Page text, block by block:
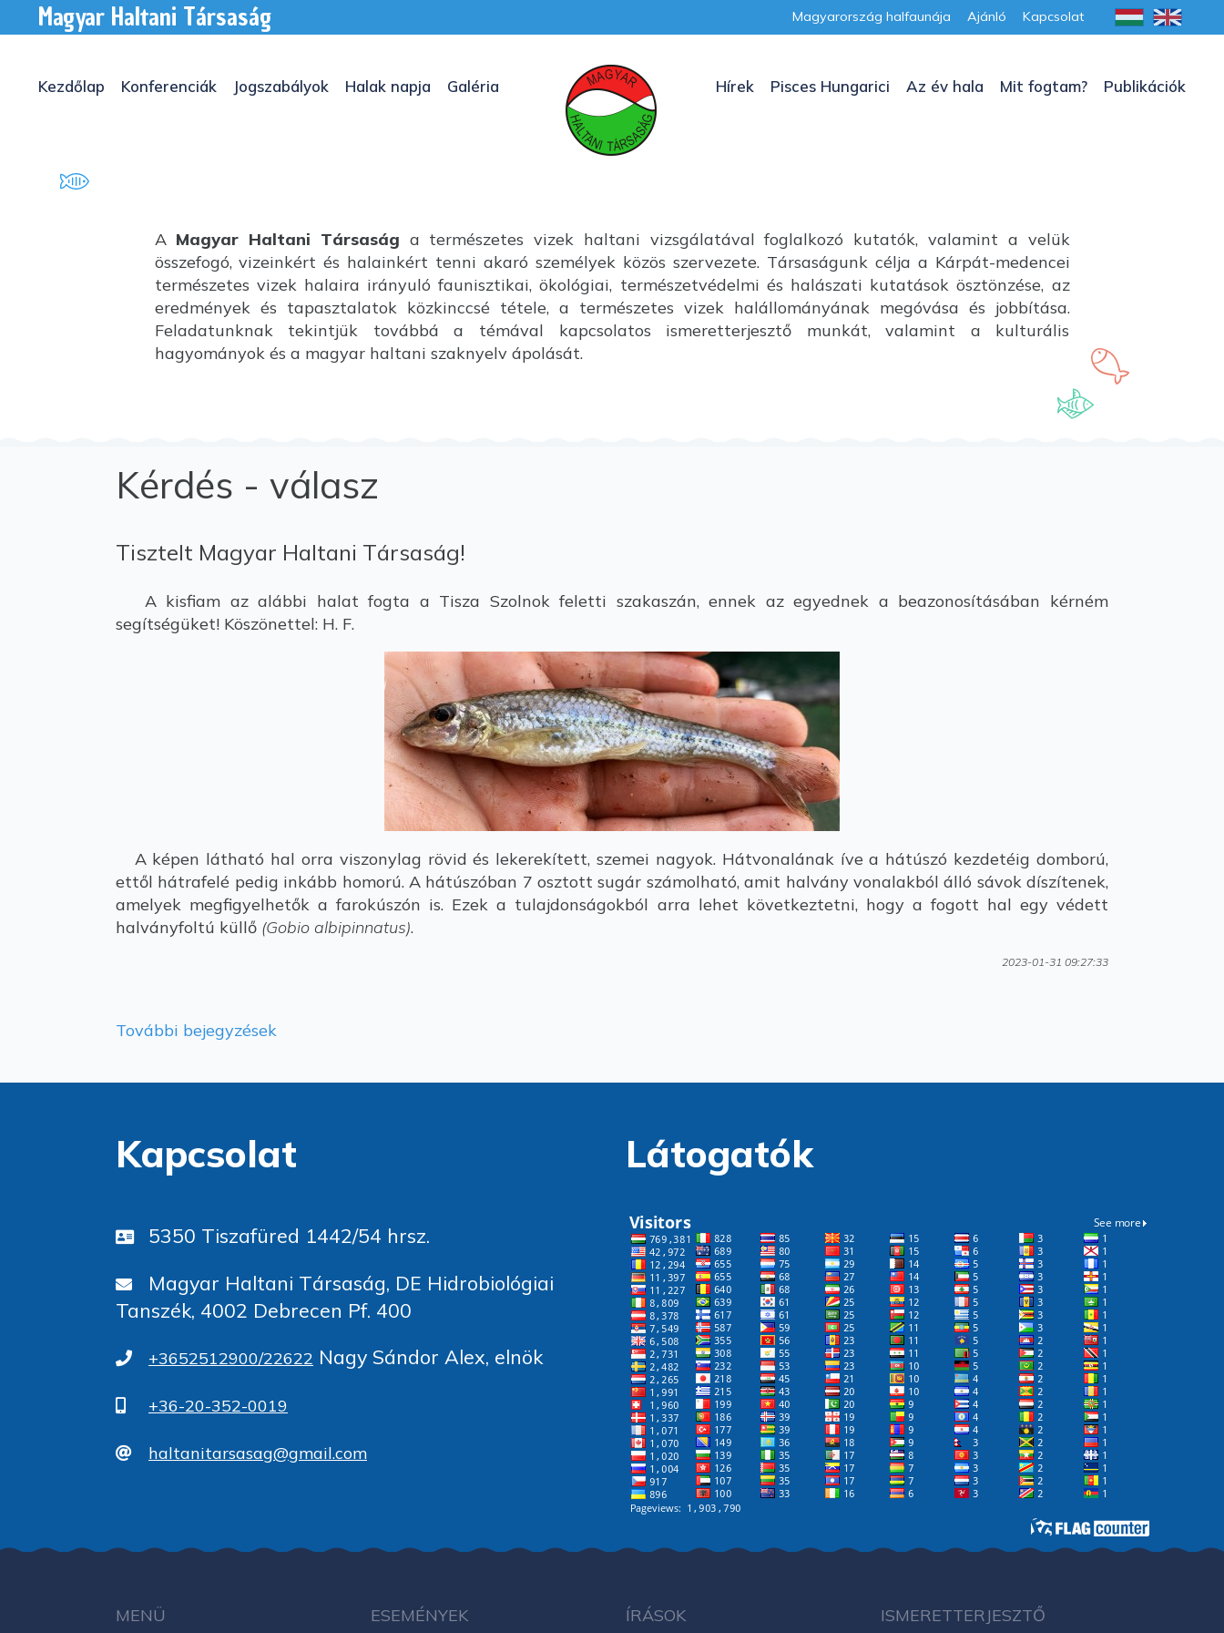
Magyar Haltani Társaság Magyarország halfaunája Ajánló Kapcsolat
Kezdőlap Konferenciák Jogszabályok Halak napja Galéria Hírek Pisces Hungarici Az év hala Mit fogtam? Publikációk
A Magyar Haltani Társaság a természetes vizek haltani vizsgálatával foglalkozó kutatók, valamint a velük
összefogó, vizeinkért és halainkért tenni akaró személyek közös szervezete. Társaságunk célja a Kárpát-medencei
természetes vizek halaira irányuló faunisztikai, ökológiai, természetvédelmi és halászati kutatások ösztönzése, az
eredmények és tapasztalatok közkinccsé tétele, a természetes vizek halállományának megóvása és jobbítása.
Feladatunknak tekintjük továbbá a témával kapcsolatos ismeretterjesztő munkát, valamint a kulturális
hagyományok és a magyar haltani szaknyelv ápolását.
Kérdés - válasz
Tisztelt Magyar Haltani Társaság!
A kisfiam az alábbi halat fogta a Tisza Szolnok feletti szakaszán, ennek az egyednek a beazonosításában kérném
segítségüket! Köszönettel: H. F.
A képen látható hal orra viszonylag rövid és lekerekített, szemei nagyok. Hátvonalának íve a hátúszó kezdetéig domború,
ettől hátrafelé pedig inkább homorú. A hátúszóban 7 osztott sugár számolható, amit halvány vonalakból álló sávok díszítenek,
amelyek megfigyelhetők a farokúszón is. Ezek a tulajdonságokból arra lehet következtetni, hogy a fogott hal egy védett
halványfoltú küllő (Gobio albipinnatus).
2023-01-31 09:27:33
További bejegyzések
Kapcsolat
5350 Tiszafüred 1442/54 hrsz.
Magyar Haltani Társaság, DE Hidrobiológiai
Tanszék, 4002 Debrecen Pf. 400
+3652512900/22622 Nagy Sándor Alex, elnök
+36-20-352-0019
haltanitarsasag@gmail.com
Látogatók
MENÜ ESEMÉNYEK ÍRÁSOK ISMERETTERJESZTŐ